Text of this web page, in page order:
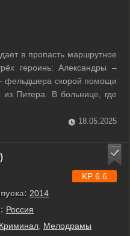
в пропасть маршрутное
героинь: Александры –
фельдшера скорой помощи
Питера. В больнице, где
знакомятся, и каждая
история про то, что ничего
18.05.2025
2014
Россия
Криминал Мелодрамы
KP 6.6